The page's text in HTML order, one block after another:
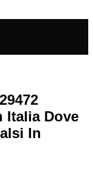
Italia Dove
In